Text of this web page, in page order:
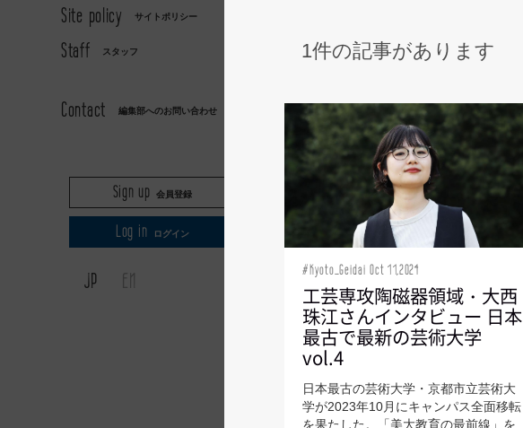
Site policy サイトポリシー
Staff スタッフ
Contact 編集部へのお問い合わせ
Sign up 会員登録
Log in ログイン
JP
AXIS
1件の記事があります
#Kyoto_Geidai Oct 11,2024
工芸専攻陶磁器領域・大西
珠江さんインタビュー 日本
最古で最新の芸術大学
vol.4
日本最古の芸術大学・京都市立芸術大
学が2023年10月にキャンパス全面移転
を果たした。「美大教育の最前線」を